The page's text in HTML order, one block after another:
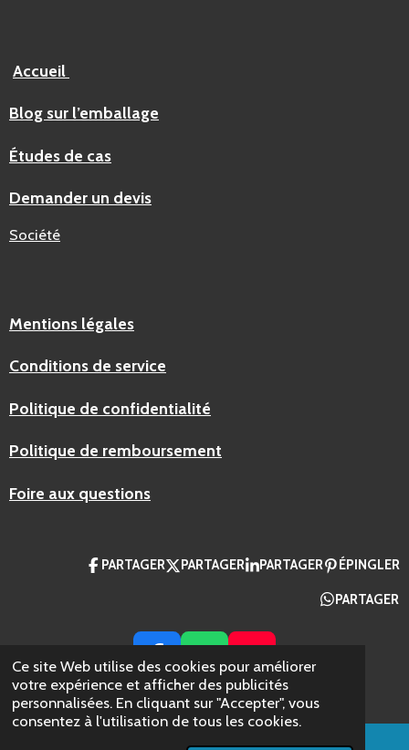
Ce site Web utilise des cookies pour améliorer
votre expérience et afficher des publicités
personnalisées. En cliquant sur "Accepter", vous
consentez à l'utilisation de tous les cookies.
Accueil
Blog sur l’emballage
Études de cas
Demander un devis
Société
Mentions légales
Conditions de service
Politique de confidentialité
Politique de remboursement
Foire aux questions
PARTAGER PARTAGER PARTAGER ÉPINGLER
PARTAGER
F
A
C
E
W
H
A
T
Y
O
U
T
© 2024 AZ Packaging France